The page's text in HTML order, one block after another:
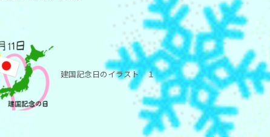
建国記念日のイラスト １